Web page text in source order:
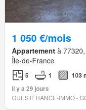
1 050 €/mois
Appartement à
Île-de-France
5 1
103
Il y a 29 jours
OUESTFRANCE-IMMO -